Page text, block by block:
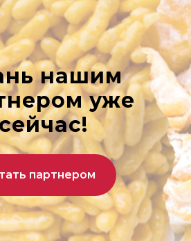
нашим
уже
партнером